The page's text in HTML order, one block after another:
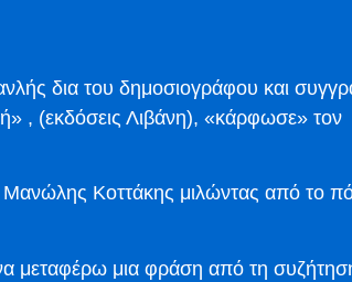
δια του δημοσιογράφου και
, (εκδόσεις Λιβάνη), «κάρφωσε» τον
Κοττάκης μιλώντας από το
μεταφέρω μια φράση από τη